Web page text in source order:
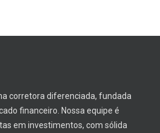
corretora diferenciada, fundada
financeiro. Nossa equipe é
em investimentos, com sólida